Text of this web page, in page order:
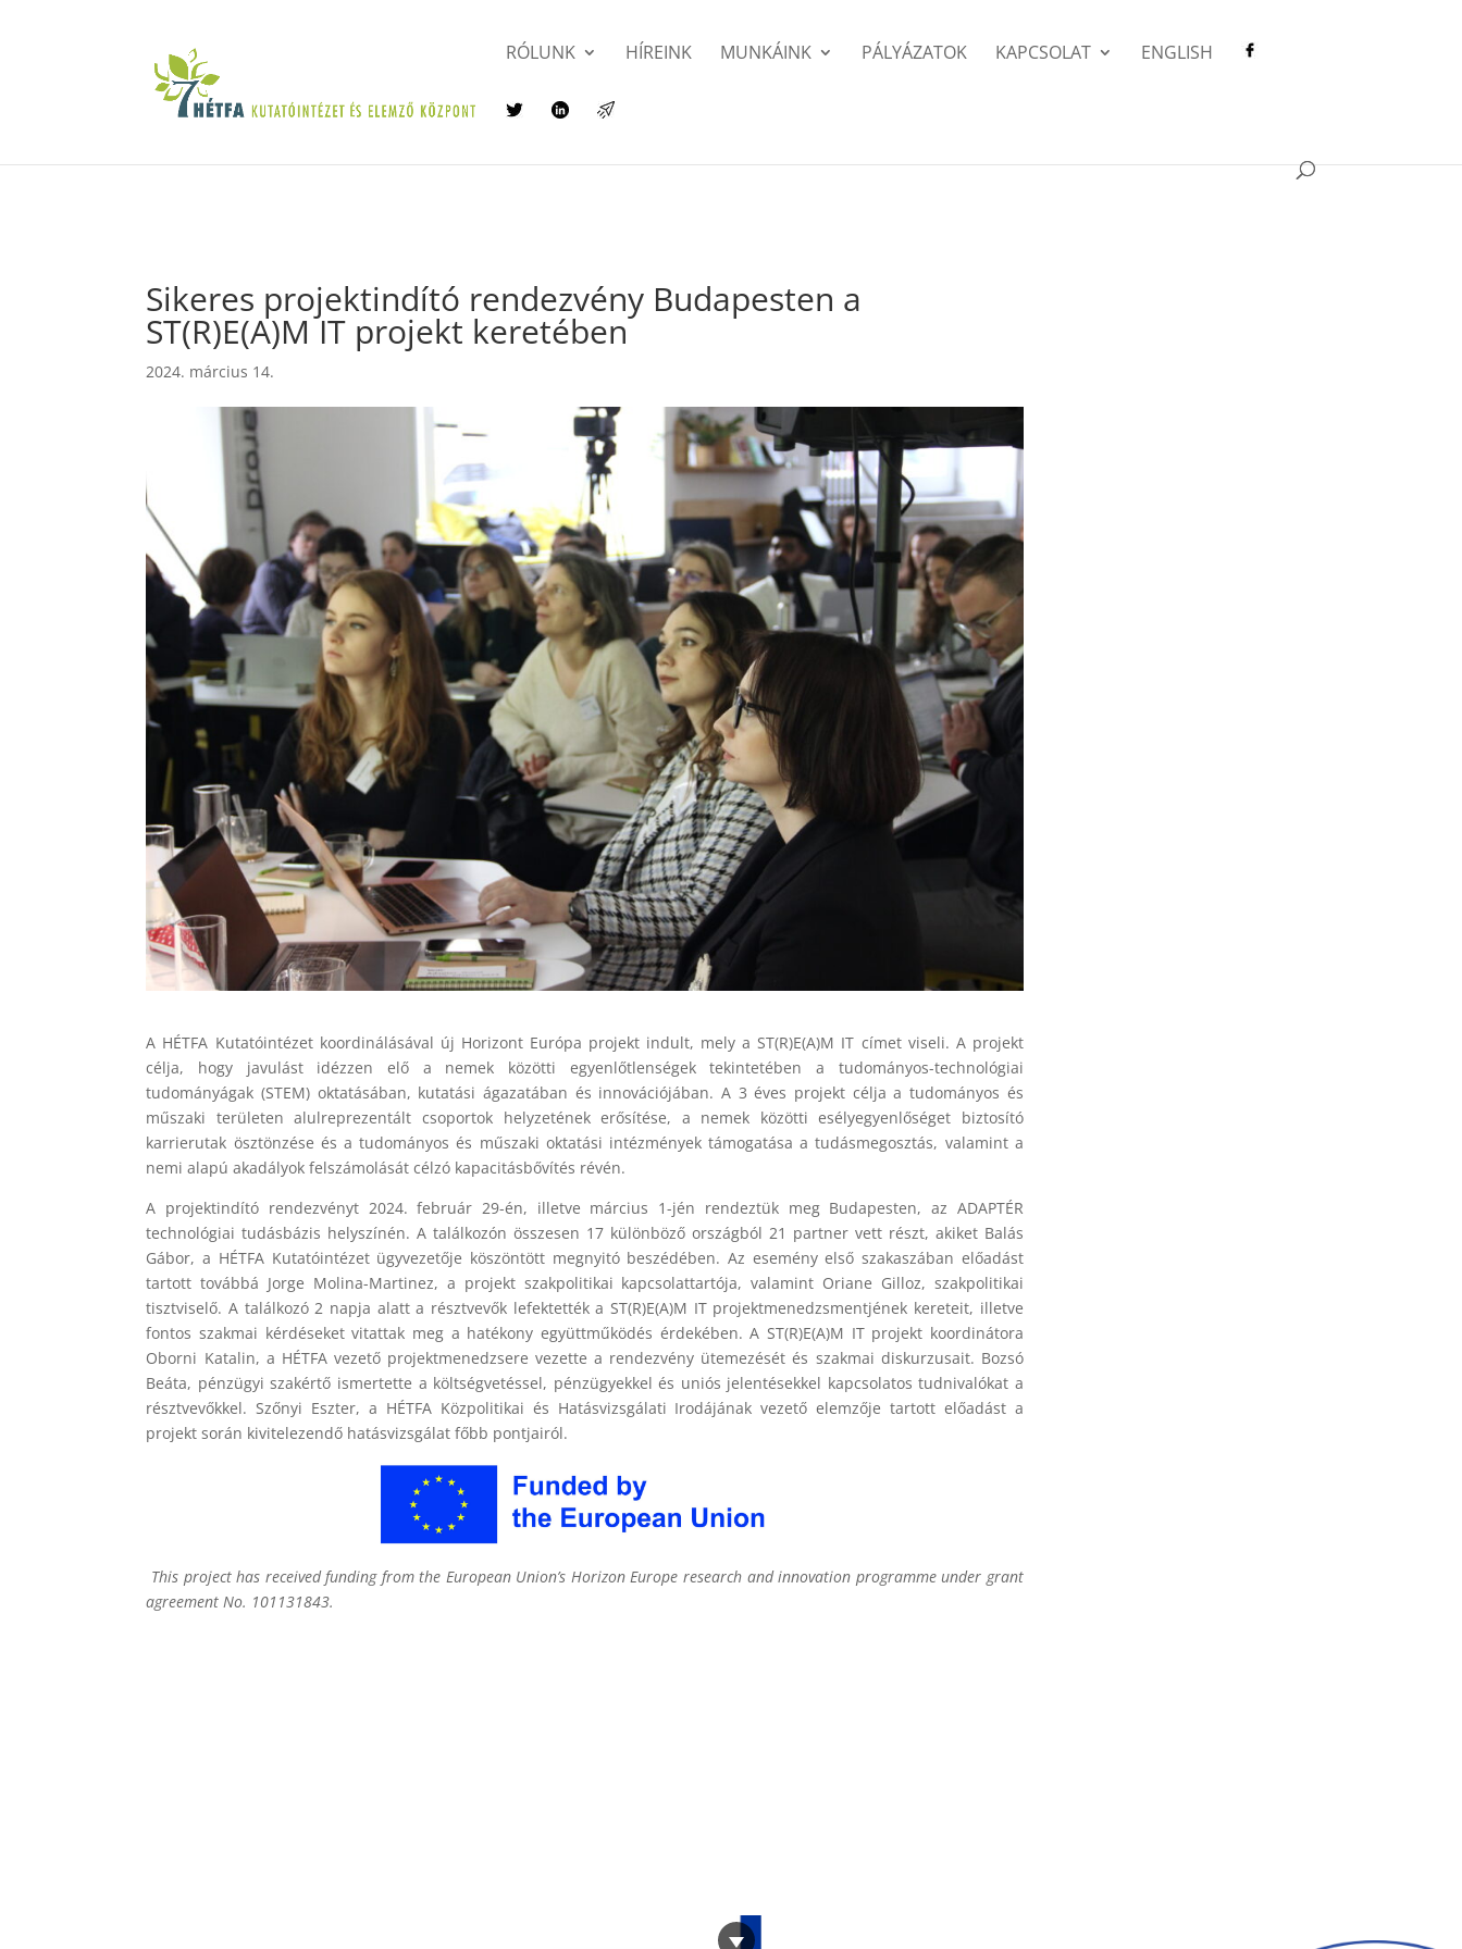
RÓLUNK HÍREINK MUNKÁINK PÁLYÁZATOK KAPCSOLAT ENGLISH
Sikeres projektindító rendezvény Budapesten a
ST(R)E(A)M IT projekt keretében
2024. március 14.
A HÉTFA Kutatóintézet koordinálásával új Horizont Európa projekt indult, mely a ST(R)E(A)M IT címet viseli. A projekt
célja, hogy javulást idézzen elő a nemek közötti egyenlőtlenségek tekintetében a tudományos-technológiai
tudományágak (STEM) oktatásában, kutatási ágazatában és innovációjában. A 3 éves projekt célja a tudományos és
műszaki területen alulreprezentált csoportok helyzetének erősítése, a nemek közötti esélyegyenlőséget biztosító
karrierutak ösztönzése és a tudományos és műszaki oktatási intézmények támogatása a tudásmegosztás, valamint a
nemi alapú akadályok felszámolását célzó kapacitásbővítés révén.
A projektindító rendezvényt 2024. február 29-én, illetve március 1-jén rendeztük meg Budapesten, az ADAPTÉR
technológiai tudásbázis helyszínén. A találkozón összesen 17 különböző országból 21 partner vett részt, akiket Balás
Gábor, a HÉTFA Kutatóintézet ügyvezetője köszöntött megnyitó beszédében. Az esemény első szakaszában előadást
tartott továbbá Jorge Molina-Martinez, a projekt szakpolitikai kapcsolattartója, valamint Oriane Gilloz, szakpolitikai
tisztviselő. A találkozó 2 napja alatt a résztvevők lefektették a ST(R)E(A)M IT projektmenedzsmentjének kereteit, illetve
fontos szakmai kérdéseket vitattak meg a hatékony együttműködés érdekében. A ST(R)E(A)M IT projekt koordinátora
Oborni Katalin, a HÉTFA vezető projektmenedzsere vezette a rendezvény ütemezését és szakmai diskurzusait. Bozsó
Beáta, pénzügyi szakértő ismertette a költségvetéssel, pénzügyekkel és uniós jelentésekkel kapcsolatos tudnivalókat a
résztvevőkkel. Szőnyi Eszter, a HÉTFA Közpolitikai és Hatásvizsgálati Irodájának vezető elemzője tartott előadást a
projekt során kivitelezendő hatásvizsgálat főbb pontjairól.
This project has received funding from the European Union’s Horizon Europe research and innovation programme under grant
agreement No. 101131843.